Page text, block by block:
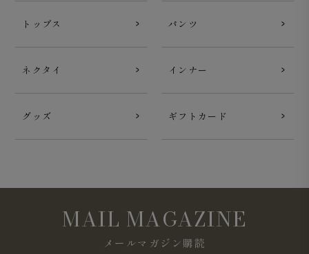
トップス パンツ
ネクタイ インナー
グッズ ギフトカード
MAIL MAGAZINE
メールマガジン購読